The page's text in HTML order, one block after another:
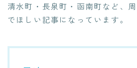
清水町・長泉町・函南町など、
でほしい記事になっています。